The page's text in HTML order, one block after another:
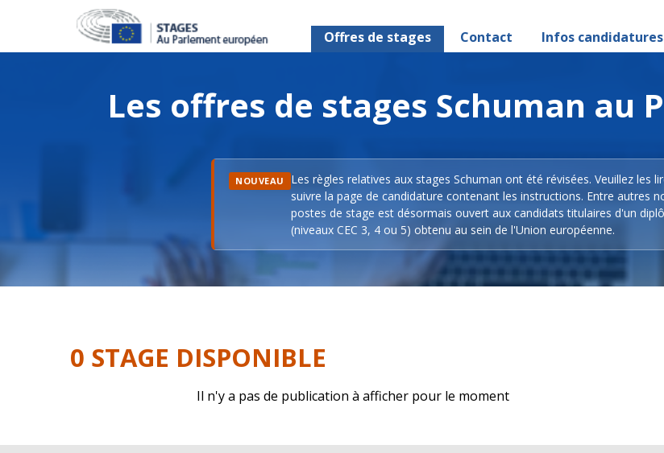
Offres de stages Contact Infos candidatures
Les offres de stages Schuman au
NOUVEAU
Les règles relatives aux stages Schuman ont été révisées. Veuillez les
suivre la page de candidature contenant les instructions. Entre autres
postes de stage est désormais ouvert aux candidats titulaires d'un
(niveaux CEC 3, 4 ou 5) obtenu au sein de l'Union européenne.
0 STAGE DISPONIBLE
Il n'y a pas de publication à afficher pour le moment